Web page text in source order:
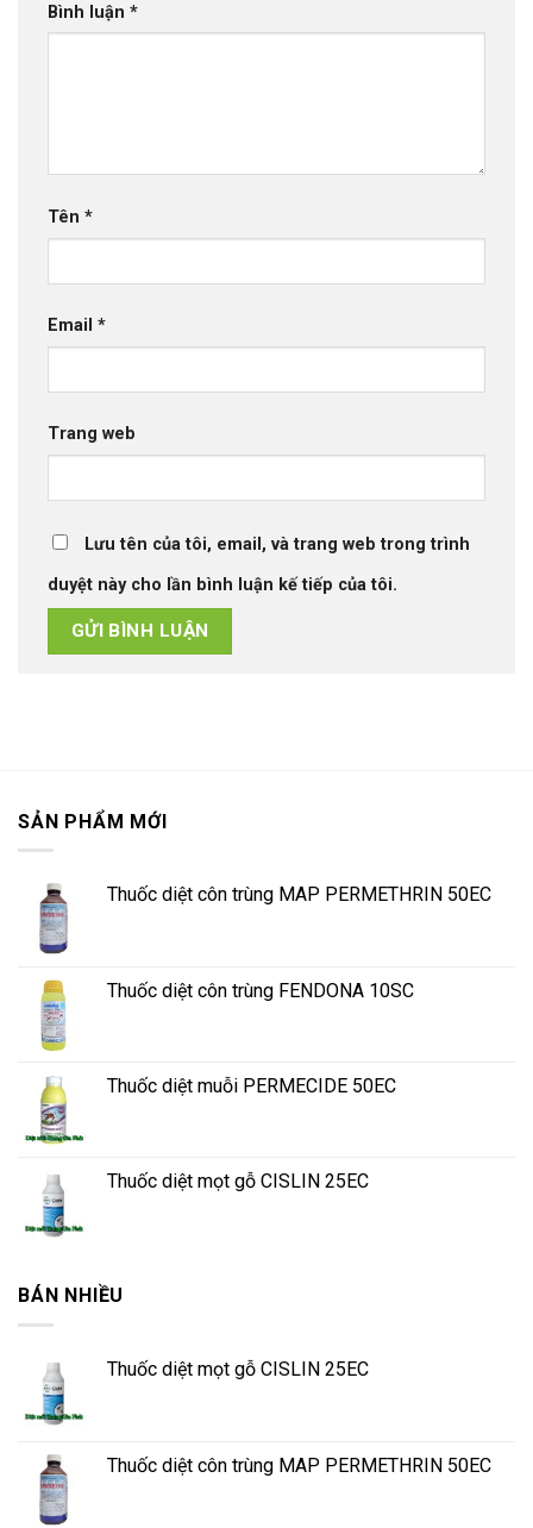
Bình luận *
Tên *
Email *
Trang web
Lưu tên của tôi, email, và trang web trong trình
duyệt này cho lần bình luận kế tiếp của tôi.
SẢN PHẨM MỚI
Thuốc diệt côn trùng MAP PERMETHRIN 50EC
Thuốc diệt côn trùng FENDONA 10SC
Thuốc diệt muỗi PERMECIDE 50EC
Thuốc diệt mọt gỗ CISLIN 25EC
BÁN NHIỀU
Thuốc diệt mọt gỗ CISLIN 25EC
Thuốc diệt côn trùng MAP PERMETHRIN 50EC